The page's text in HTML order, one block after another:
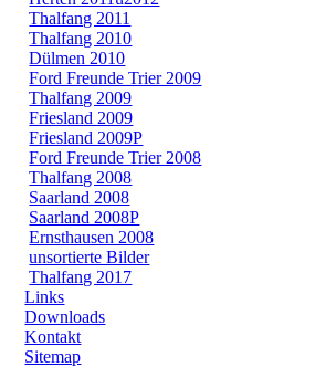
Thalfang 2011
Thalfang 2010
Dülmen 2010
Ford Freunde Trier 2009
Thalfang 2009
Friesland 2009
Friesland 2009P
Ford Freunde Trier 2008
Thalfang 2008
Saarland 2008
Saarland 2008P
Ernsthausen 2008
unsortierte Bilder
Thalfang 2017
Links
Downloads
Kontakt
Sitemap